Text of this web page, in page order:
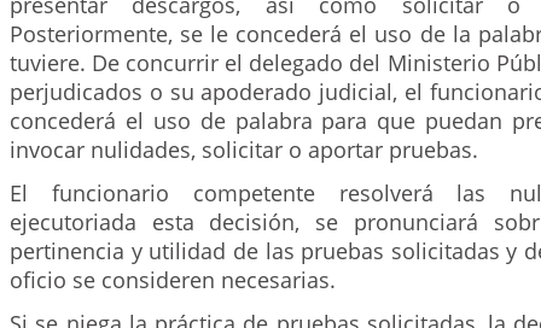
Posteriormente, se le concederá el uso de la
tuviere. De concurrir el delegado del Ministerio
perjudicados o su apoderado judicial, el
concederá el uso de palabra para que puedan
invocar nulidades, solicitar o aportar pruebas.
El funcionario competente resolverá las
ejecutoriada esta decisión, se pronunciará
pertinencia y utilidad de las pruebas solicitadas y
oficio se consideren necesarias.